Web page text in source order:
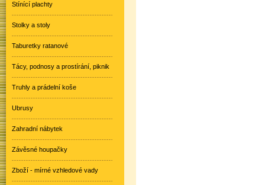
Stínící plachty
Stolky a stoly
Taburetky ratanové
Tácy, podnosy a prostírání, piknik
Truhly a prádelní koše
Ubrusy
Zahradní nábytek
Závěsné houpačky
Zboží - mírné vzhledové vady